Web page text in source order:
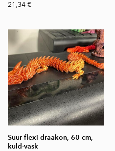
21,34 €
Suur flexi draakon, 60 cm,
kuld-vask